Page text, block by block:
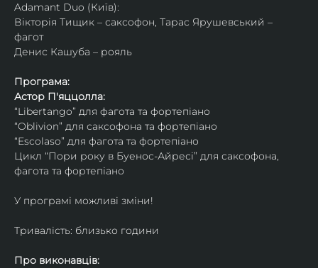
Adamant Duo (Київ):
Вікторія Тищик – саксофон, Тарас Ярушевський –
фагот
Денис Кашуба – рояль
Програма:
Астор П'яццолла:
“Libertango” для фагота та фортепіано
“Oblivion” для саксофона та фортепіано
“Escolaso” для фагота та фортепіано
Цикл “Пори року в Буенос-Айресі” для саксофона,
фагота та фортепіано
У програмі можливі зміни!
Тривалість: близько години
Про виконавців: